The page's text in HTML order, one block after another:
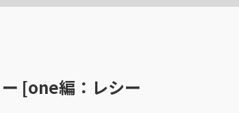
[one編：レシー